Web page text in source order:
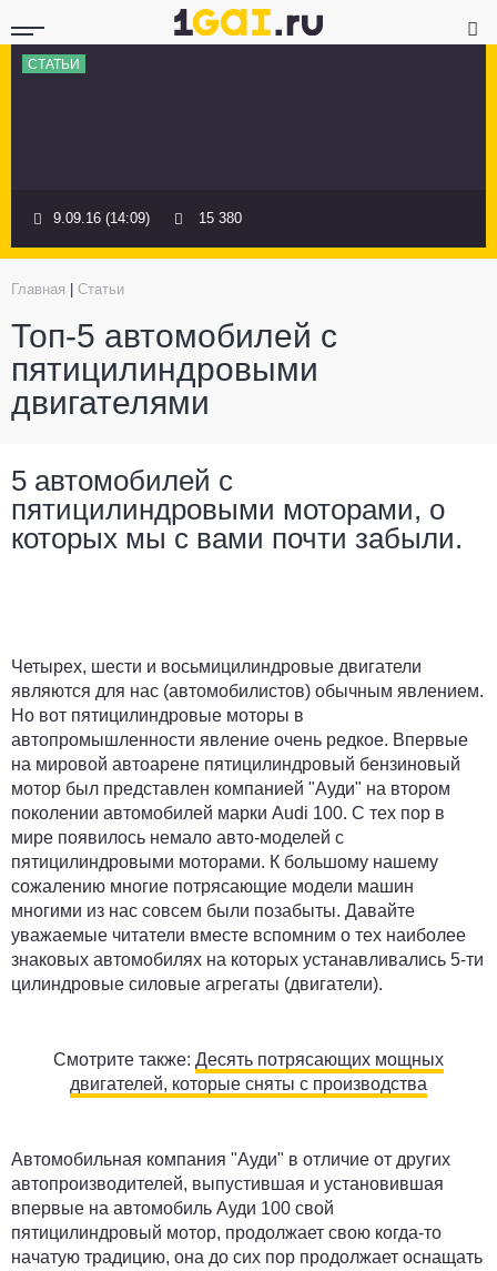
СТАТЬИ
9.09.16 (14:09) 15 380
Главная Статьи
Топ-5 автомобилей с
пятицилиндровыми
двигателями
5 автомобилей с
пятицилиндровыми моторами, о
которых мы с вами почти забыли.
Четырех, шести и восьмицилиндровые двигатели
являются для нас (автомобилистов) обычным явлением.
Но вот пятицилиндровые моторы в
автопромышленности явление очень редкое. Впервые
на мировой автоарене пятицилиндровый бензиновый
мотор был представлен компанией "Ауди" на втором
поколении автомобилей марки Audi 100. C тех пор в
мире появилось немало авто-моделей с
пятицилиндровыми моторами. К большому нашему
сожалению многие потрясающие модели машин
многими из нас совсем были позабыты. Давайте
уважаемые читатели вместе вспомним о тех наиболее
знаковых автомобилях на которых устанавливались 5-ти
цилиндровые силовые агрегаты (двигатели).
Смотрите также: Десять потрясающих мощных
двигателей, которые сняты с производства
Автомобильная компания "Ауди" в отличие от других
автопроизводителей, выпустившая и установившая
впервые на автомобиль Ауди 100 свой
пятицилиндровый мотор, продолжает свою когда-то
начатую традицию, она до сих пор продолжает оснащать